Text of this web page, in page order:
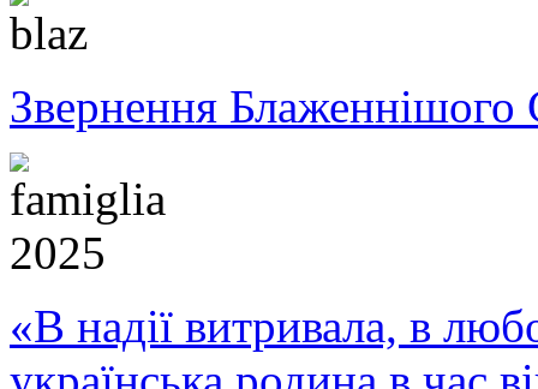
Звернення Блаженнішого
«В надії витривала, в